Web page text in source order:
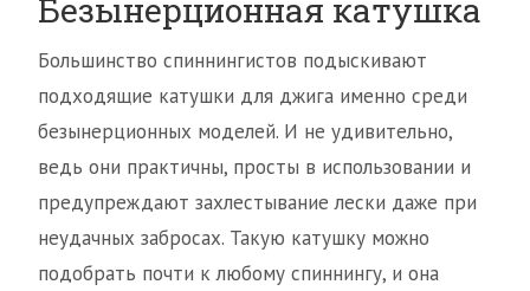
Безынерционная катушка
Большинство спиннингистов подыскивают
подходящие катушки для джига именно среди
безынерционных моделей. И не удивительно,
ведь они практичны, просты в использовании и
предупреждают захлестывание лески даже при
неудачных забросах. Такую катушку можно
подобрать почти к любому спиннингу, и она